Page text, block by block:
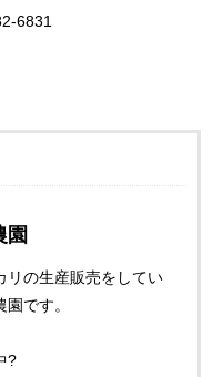
6831
園
リの生産販売をしてい
です。
?